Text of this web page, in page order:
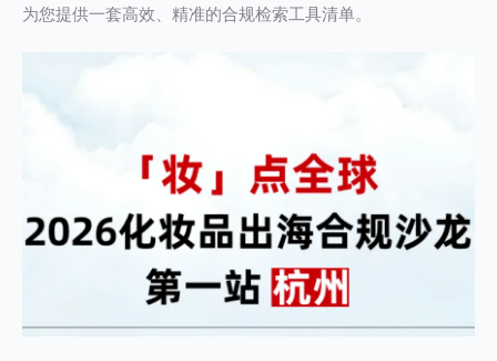
为您提供一套高效、精准的合规检索工具清单。